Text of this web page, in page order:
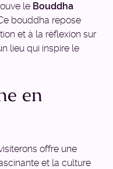
le Bouddha
bouddha repose
et à la réflexion sur
lieu qui inspire le
en
offre une
et la culture